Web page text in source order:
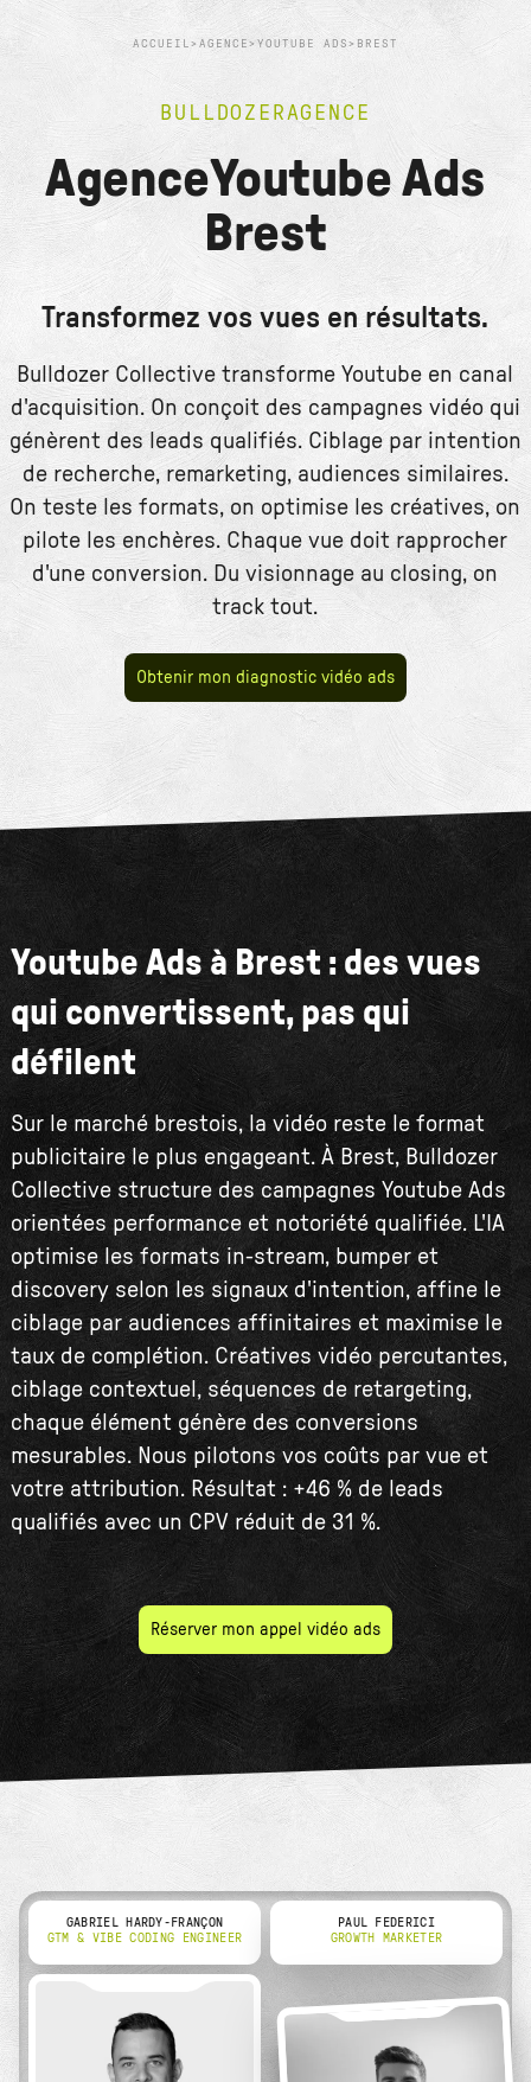
ACCUEIL > AGENCE > YOUTUBE ADS > BREST
BULLDOZERAGENCE
AgenceYoutube Ads
Brest
Transformez vos vues en résultats.
Bulldozer Collective transforme Youtube en canal
d'acquisition. On conçoit des campagnes vidéo qui
génèrent des leads qualifiés. Ciblage par intention
de recherche, remarketing, audiences similaires.
On teste les formats, on optimise les créatives, on
pilote les enchères. Chaque vue doit rapprocher
d'une conversion. Du visionnage au closing, on
track tout.
Obtenir mon diagnostic vidéo ads
Youtube Ads à Brest : des vues
qui convertissent, pas qui
défilent
Sur le marché brestois, la vidéo reste le format
publicitaire le plus engageant. À Brest, Bulldozer
Collective structure des campagnes Youtube Ads
orientées performance et notoriété qualifiée. L'IA
optimise les formats in-stream, bumper et
discovery selon les signaux d'intention, affine le
ciblage par audiences affinitaires et maximise le
taux de complétion. Créatives vidéo percutantes,
ciblage contextuel, séquences de retargeting,
chaque élément génère des conversions
mesurables. Nous pilotons vos coûts par vue et
votre attribution. Résultat : +46 % de leads
qualifiés avec un CPV réduit de 31 %.
Réserver mon appel vidéo ads
GABRIEL HARDY-FRANÇON
GTM & VIBE CODING ENGINEER
PAUL FEDERICI
GROWTH MARKETER